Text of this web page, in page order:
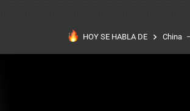
HOY SE HABLA DE China